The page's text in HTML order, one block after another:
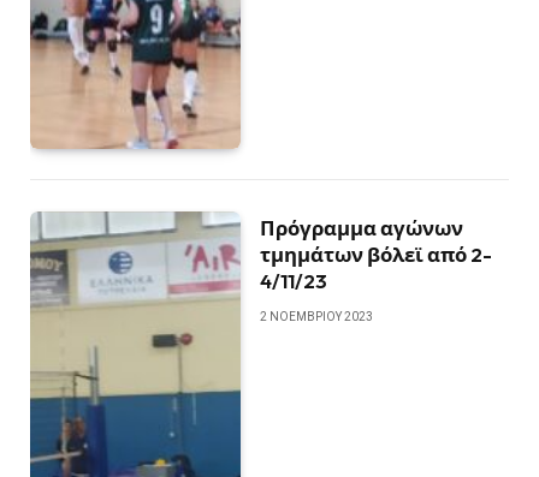
Πρόγραμμα αγώνων
τμημάτων βόλεϊ από 2-
4/11/23
2 ΝΟΕΜΒΡΊΟΥ 2023